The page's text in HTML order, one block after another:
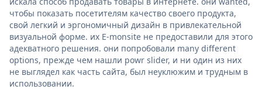
чтобы показать посетителям качество своего продукта,
свой легкий и эргономичный дизайн в привлекательной
визуальной форме. их E-monsite не предоставили для этого
адекватного решения. они попробовали many different
options, прежде чем нашли powr slider, и ни один из них
не выглядел как часть сайта, был неуклюжим и трудным в
использовании.